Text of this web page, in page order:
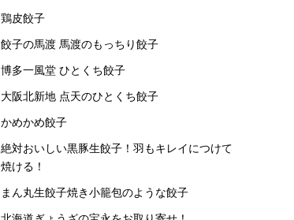
鶏皮餃子
餃子の馬渡 馬渡のもっちり餃子
博多一風堂 ひとくち餃子
大阪北新地 点天のひとくち餃子
かめかめ餃子
絶対おいしい黒豚生餃子！羽もキレイにつけて
焼ける！
まん丸生餃子焼き小籠包のような餃子